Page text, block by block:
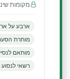
מקומות
ארבע על
מותרת
מותאם
רשאי